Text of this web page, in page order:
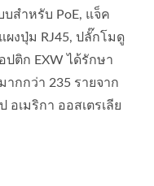
สำหรับ PoE, แจ็ค
ผงปุ่ม RJ45, ปลั๊กโมดู
ติก EXW ได้รักษา
กกว่า 235 รายจาก
อเมริกา ออสเตรเลีย